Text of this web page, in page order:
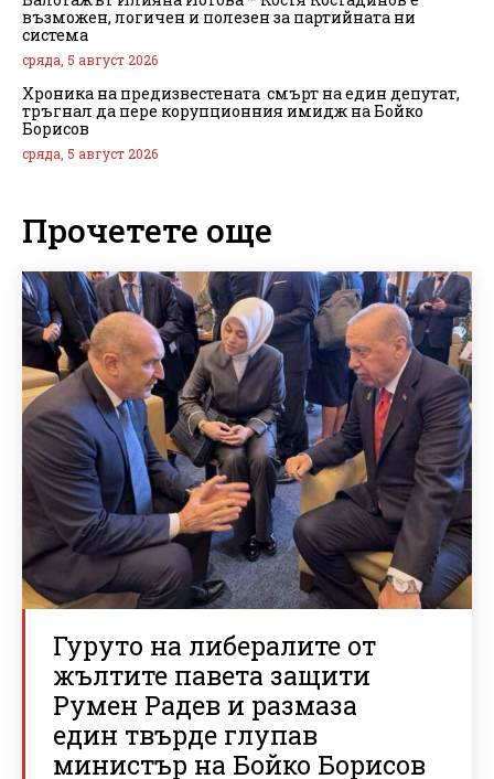
възможен, логичен и полезен за партийната ни
система
сряда, 5 август 2026
Хроника на предизвестената смърт на един депутат,
тръгнал да пере корупционния имидж на Бойко
Борисов
сряда, 5 август 2026
Прочетете още
Гуруто на либералите от
жълтите павета защити
Румен Радев и размаза
един твърде глупав
министър на Бойко Борисов